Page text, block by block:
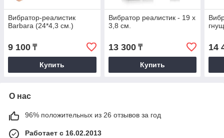
Вибратор-реалистик
Barbara (24*4,3 см.)
9 100 ₸
Купить
Вибратор реалистик - 19 х
3,8 см.
13 300₸
Купить
14
О нас
96% положительных из 26 отзывов за год
Работает с 16.02.2013